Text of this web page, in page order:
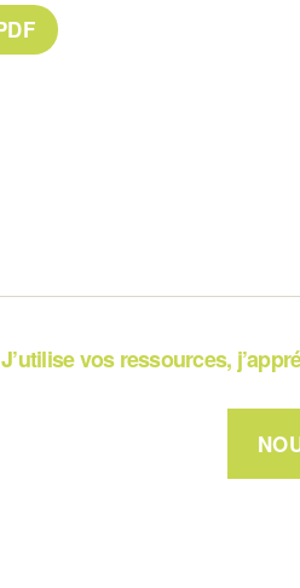
J’utilise vos ressources,